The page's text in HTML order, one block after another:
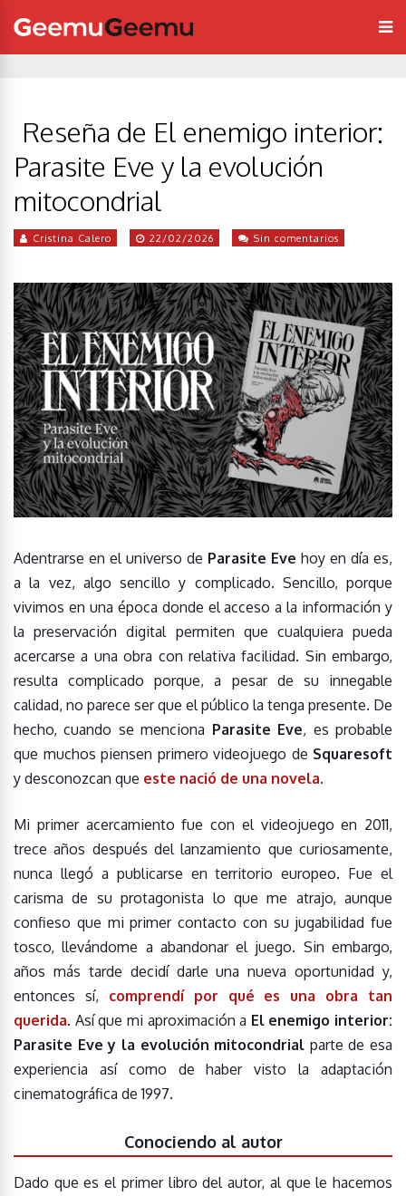
Reseña de El enemigo interior:
Parasite Eve y la evolución
mitocondrial
Cristina Calero 22/02/2026 Sin comentarios
Adentrarse en el universo de Parasite Eve hoy en día es,
a la vez, algo sencillo y complicado. Sencillo, porque
vivimos en una época donde el acceso a la información y
la preservación digital permiten que cualquiera pueda
acercarse a una obra con relativa facilidad. Sin embargo,
resulta complicado porque, a pesar de su innegable
calidad, no parece ser que el público la tenga presente. De
hecho, cuando se menciona Parasite Eve, es probable
que muchos piensen primero videojuego de Squaresoft
y desconozcan que este nació de una novela.
Mi primer acercamiento fue con el videojuego en 2011,
trece años después del lanzamiento que curiosamente,
nunca llegó a publicarse en territorio europeo. Fue el
carisma de su protagonista lo que me atrajo, aunque
confieso que mi primer contacto con su jugabilidad fue
tosco, llevándome a abandonar el juego. Sin embargo,
años más tarde decidí darle una nueva oportunidad y,
entonces sí, comprendí por qué es una obra tan
querida. Así que mi aproximación a El enemigo interior:
Parasite Eve y la evolución mitocondrial parte de esa
experiencia así como de haber visto la adaptación
cinematográfica de 1997.
Conociendo al autor
Dado que es el primer libro del autor, al que le hacemos